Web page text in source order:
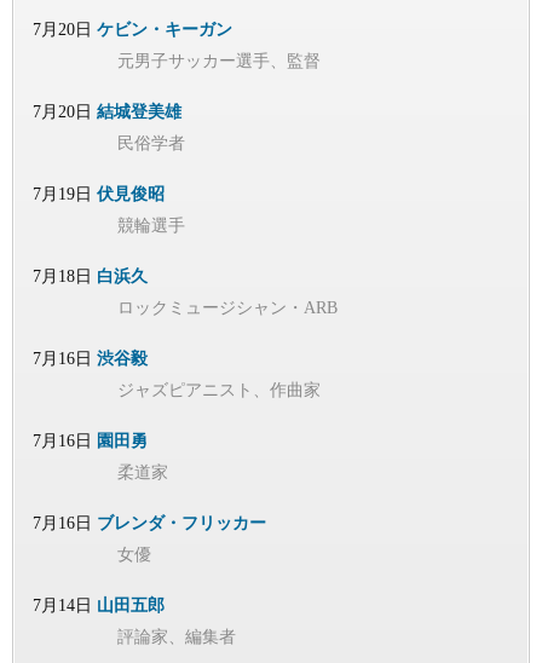
7月20日 ケビン・キーガン
元男子サッカー選手、監督
7月20日 結城登美雄
民俗学者
7月19日 伏見俊昭
競輪選手
7月18日 白浜久
ロックミュージシャン・ARB
7月16日 渋谷毅
ジャズピアニスト、作曲家
7月16日 園田勇
柔道家
7月16日 ブレンダ・フリッカー
女優
7月14日 山田五郎
評論家、編集者